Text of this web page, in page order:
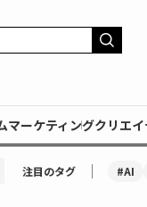
マーケティングクリエ
注目のタグ ｜ #AI